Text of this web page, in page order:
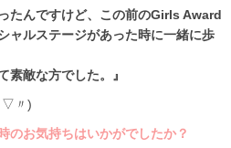
たんですけど、この前のGirls Award
ャルステージがあった時に一緒に歩
素敵な方でした。』
▽〃)
お気持ちはいかがでしたか？